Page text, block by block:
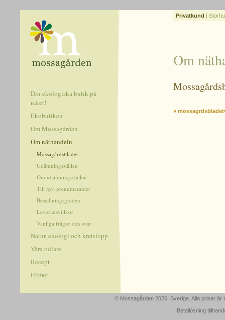
Din ekologiska butik på
nätet!
Ekobutiken
Om Mossagården
Om näthandeln
Mossagårdsbladet
Utlämningsställen
Om utlämningsställen
Till nya prenumeranter
Beställningsguiden
Leveransvillkor
Vanliga frågor och svar
Natur, ekologi och kretslopp
Våra odlare
Recept
Filmer
Privatkund |
Om
»
© Mossagården 2026, Sverige. Alla priser
Betallösning